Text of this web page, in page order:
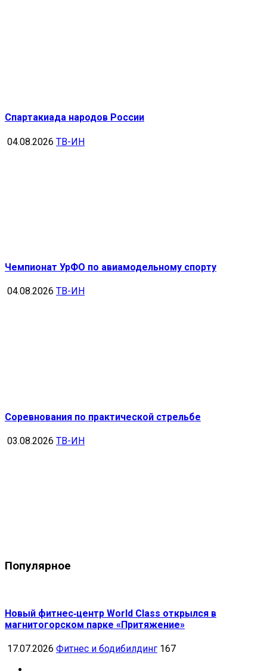
Спартакиада народов России
04.08.2026 ТВ-ИН
Чемпионат УрФО по авиамодельному спорту
04.08.2026 ТВ-ИН
Соревнования по практической стрельбе
03.08.2026 ТВ-ИН
Популярное
Новый фитнес‑центр World Class открылся в
магнитогорском парке «Притяжение»
17.07.2026 Фитнес и бодибилдинг 167